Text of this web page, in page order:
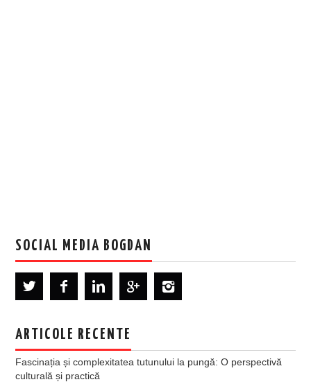
SOCIAL MEDIA BOGDAN
ARTICOLE RECENTE
Fascinația și complexitatea tutunului la pungă: O perspectivă
culturală și practică